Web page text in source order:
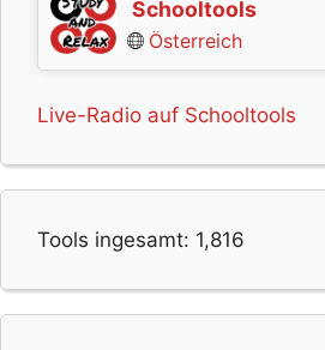
Schooltools
Österreich
Live-Radio auf Schooltools
Tools ingesamt: 1,816